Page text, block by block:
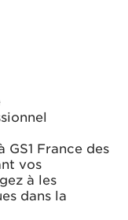
GS1 France des
vos
à les
dans la